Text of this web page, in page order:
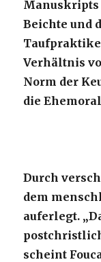
Manuskripts
Beichte und
Verhältnis
Norm der
die
Durch
dem
auferlegt.
scheint